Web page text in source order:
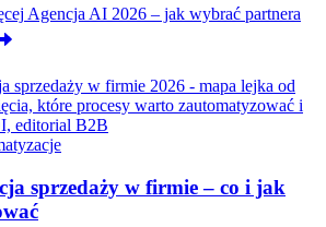
Agencja AI 2026 – jak wybrać partnera
sprzedaży w firmie – co i jak